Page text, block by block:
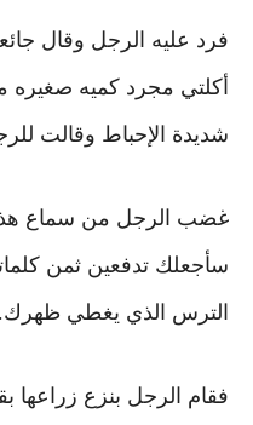
فرد عليه الرجل وقال
أكلتي مجرد كميه
شديدة الإحباط وقالت
غضب الرجل من سماع هذه
سأجعلك تدفعين ثمن
الترس الذي يغطي ظهرك.
فقام الرجل بنزع